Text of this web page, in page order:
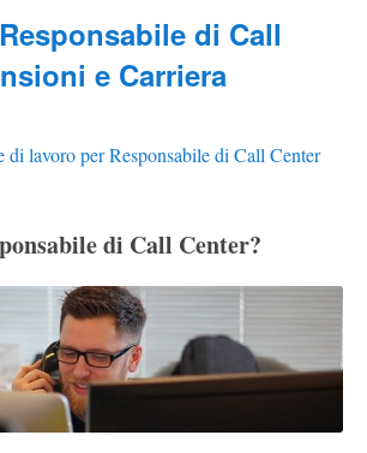
di Call
e Carriera
di lavoro per Responsabile di Call Center
di Call Center?